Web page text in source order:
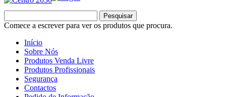
Pesquisar
Comece a escrever para ver os produtos que procura.
Início
Sobre Nós
Produtos Venda Livre
Produtos Profissionais
Segurança
Contactos